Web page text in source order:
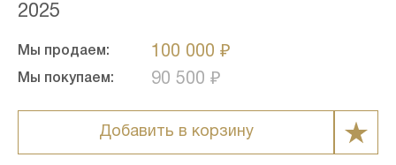
2025
Мы продаем: 100 000 ₽
Мы покупаем: 90 500 ₽
Добавить в корзину